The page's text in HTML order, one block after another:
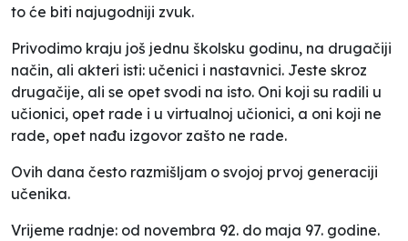
to će biti najugodniji zvuk.
Privodimo kraju još jednu školsku godinu, na drugačiji
način, ali akteri isti: učenici i nastavnici. Jeste skroz
drugačije, ali se opet svodi na isto. Oni koji su radili u
učionici, opet rade i u virtualnoj učionici, a oni koji ne
rade, opet nađu izgovor zašto ne rade.
Ovih dana često razmišljam o svojoj prvoj generaciji
učenika.
Vrijeme radnje: od novembra 92. do maja 97. godine.